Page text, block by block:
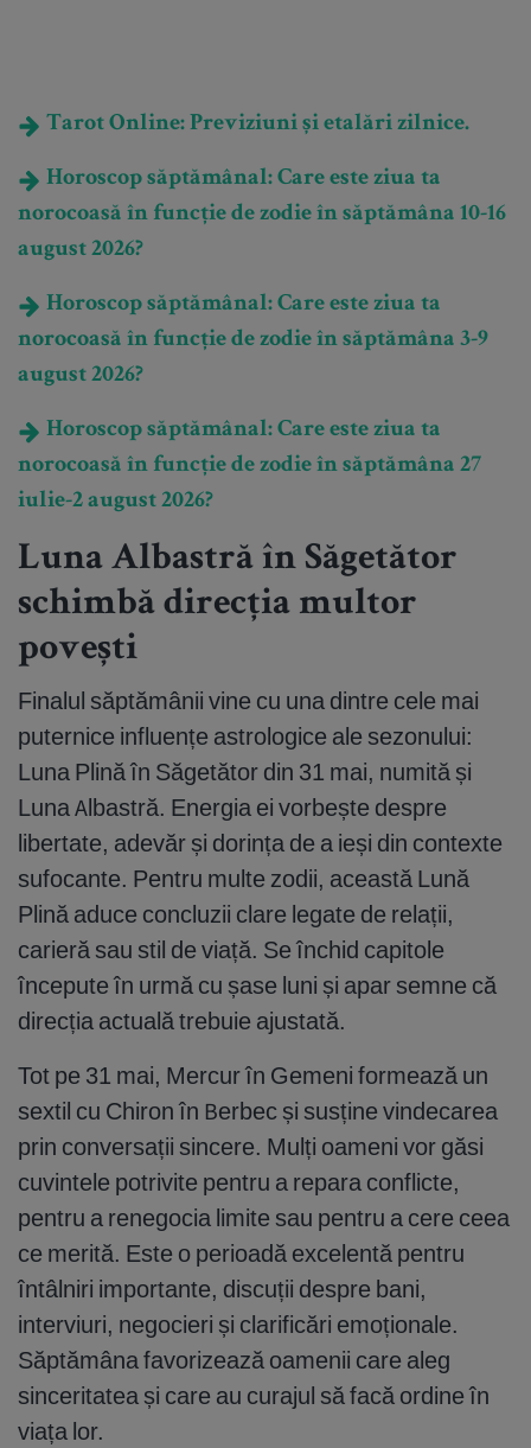
Tarot Online: Previziuni și etalări zilnice.
Horoscop săptămânal: Care este ziua ta
norocoasă în funcție de zodie în săptămâna 10-16
august 2026?
Horoscop săptămânal: Care este ziua ta
norocoasă în funcție de zodie în săptămâna 3-9
august 2026?
Horoscop săptămânal: Care este ziua ta
norocoasă în funcție de zodie în săptămâna 27
iulie-2 august 2026?
Luna Albastră în Săgetător
schimbă direcția multor
povești
Finalul săptămânii vine cu una dintre cele mai
puternice influențe astrologice ale sezonului:
Luna Plină în Săgetător din 31 mai, numită și
Luna Albastră. Energia ei vorbește despre
libertate, adevăr și dorința de a ieși din contexte
sufocante. Pentru multe zodii, această Lună
Plină aduce concluzii clare legate de relații,
carieră sau stil de viață. Se închid capitole
începute în urmă cu șase luni și apar semne că
direcția actuală trebuie ajustată.
Tot pe 31 mai, Mercur în Gemeni formează un
sextil cu Chiron în Berbec și susține vindecarea
prin conversații sincere. Mulți oameni vor găsi
cuvintele potrivite pentru a repara conflicte,
pentru a renegocia limite sau pentru a cere ceea
ce merită. Este o perioadă excelentă pentru
întâlniri importante, discuții despre bani,
interviuri, negocieri și clarificări emoționale.
Săptămâna favorizează oamenii care aleg
sinceritatea și care au curajul să facă ordine în
viața lor.